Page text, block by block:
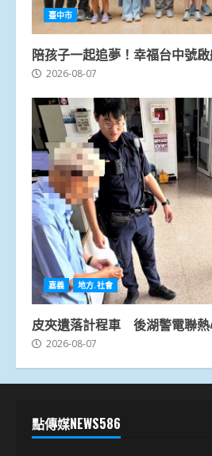
臺中市
陪孩子一起追夢！幸福台中號
2026-08-07
嘉義 地方.社會
皮夾遺落計程車 後湖警電聯熱
2026-08-07
點傳媒NEWS586